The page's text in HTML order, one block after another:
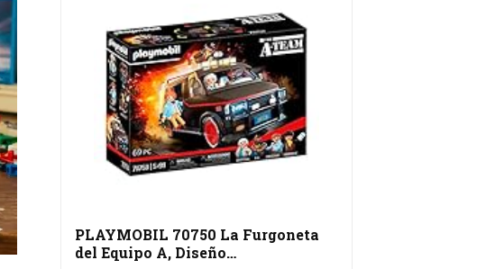
PLAYMOBIL 70750 La Furgoneta
del Equipo A, Diseño…